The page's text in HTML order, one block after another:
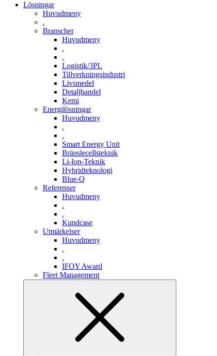
Lösningar
Huvudmeny
.
Branscher
Huvudmeny
.
.
Logistik/3PL
Tillverkningsindustri
Livsmedel
Detaljhandel
Kemi
Energilösningar
Huvudmeny
.
.
Smart Energy Unit
Bränslecellsteknik
Li-Ion-Teknik
Hybridteknologi
Blue-Q
Referenser
Huvudmeny
.
.
Kundcase
Utmärkelser
Huvudmeny
.
.
IFOY Award
Fleet Management